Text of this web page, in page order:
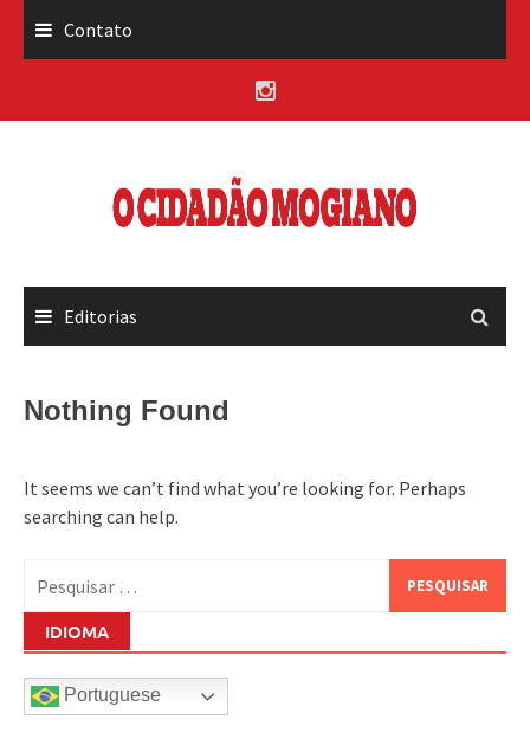
Contato
Editorias
Nothing Found
It seems we can’t find what you’re looking for. Perhaps
searching can help.
por:
IDIOMA
Portuguese